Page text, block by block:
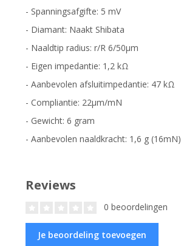
- Spanningsafgifte: 5 mV
- Diamant: Naakt Shibata
- Naaldtip radius: r/R 6/50μm
- Eigen impedantie: 1,2 kΩ
- Aanbevolen afsluitimpedantie: 47 kΩ
- Compliantie: 22μm/mN
- Gewicht: 6 gram
- Aanbevolen naaldkracht: 1,6 g (16mN)
Reviews
0 beoordelingen
Je beoordeling toevoegen